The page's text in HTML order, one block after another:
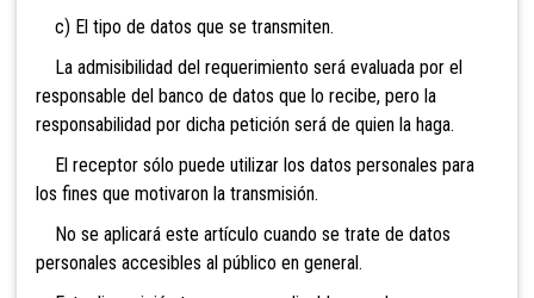
c) El tipo de datos que se transmiten.
La admisibilidad del requerimiento será evaluada por el
responsable del banco de datos que lo recibe, pero la
responsabilidad por dicha petición será de quien la haga.
El receptor sólo puede utilizar los datos personales para
los fines que motivaron la transmisión.
No se aplicará este artículo cuando se trate de datos
personales accesibles al público en general.